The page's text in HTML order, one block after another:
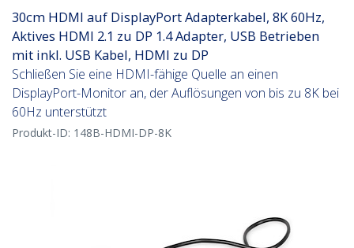
30cm HDMI auf DisplayPort Adapterkabel, 8K 60Hz,
Aktives HDMI 2.1 zu DP 1.4 Adapter, USB Betrieben
mit inkl. USB Kabel, HDMI zu DP
Schließen Sie eine HDMI-fähige Quelle an einen
DisplayPort-Monitor an, der Auflösungen von bis zu 8K bei
60Hz unterstützt
Produkt-ID: 148B-HDMI-DP-8K